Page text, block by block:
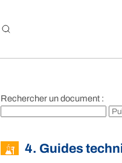
Rechercher un document :
4. Guides